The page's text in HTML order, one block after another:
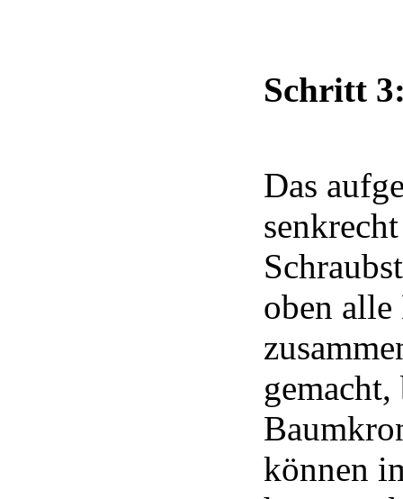
Schritt
Das
oben
können